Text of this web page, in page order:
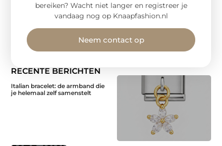
RECENTE BERICHTEN
Italian bracelet: de armband die
je helemaal zelf samenstelt
bereiken? Wacht niet langer en registreer je
vandaag nog op Knaapfashion.nl
Neem contact op